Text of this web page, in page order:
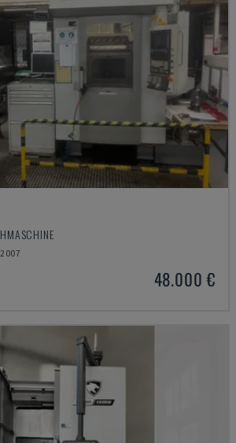
2007
48.000 €